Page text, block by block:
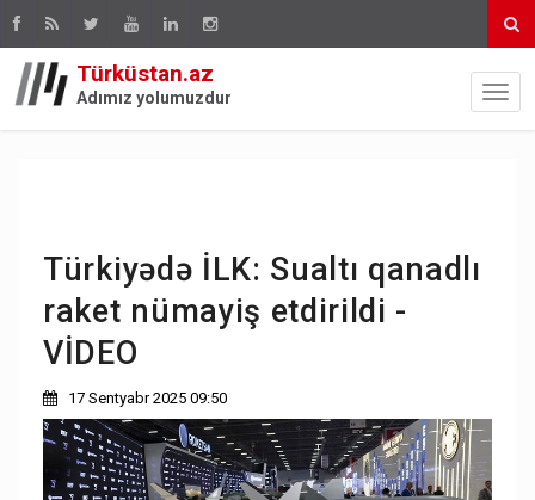
Türküstan.az
Adımız yolumuzdur
Türkiyədə İLK: Sualtı qanadlı
raket nümayiş etdirildi -
VİDEO
17 Sentyabr 2025 09:50